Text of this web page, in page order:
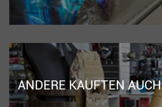
ANDERE KAUFTEN AUCH